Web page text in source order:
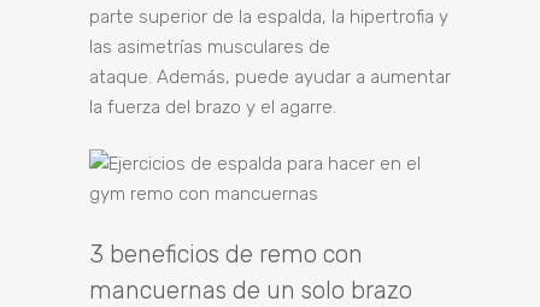
parte superior de la espalda, la hipertrofia y
las asimetrías musculares de
ataque. Además, puede ayudar a aumentar
la fuerza del brazo y el agarre.
3 beneficios de remo con
mancuernas de un solo brazo